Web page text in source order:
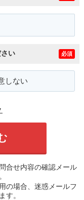
い 必須
しない
合せ内容の確認メール
の場合、迷惑メールフ
す。